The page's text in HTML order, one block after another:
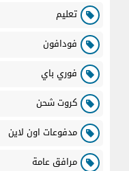
تعليم
فودافون
فوري باي
كروت شحن
مدفوعات اون لاين
مرافق عامة